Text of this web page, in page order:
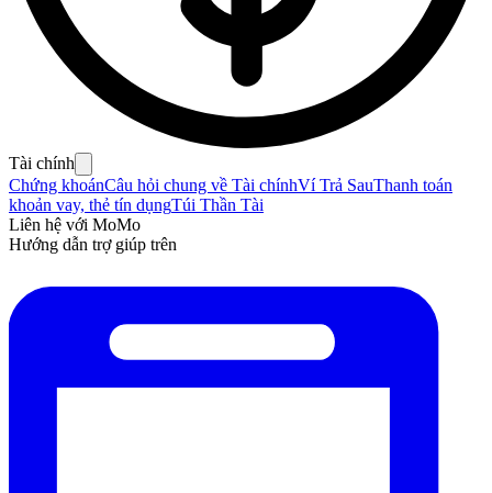
Tài chính
Chứng khoánCâu hỏi chung về Tài chínhVí Trả SauThanh toán
khoản vay, thẻ tín dụngTúi Thần Tài
Liên hệ với MoMo
Hướng dẫn trợ giúp trên